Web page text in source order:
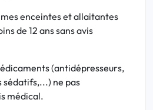
enceintes et allaitantes
de 12 ans sans avis
(antidépresseurs,
ne pas
médical.